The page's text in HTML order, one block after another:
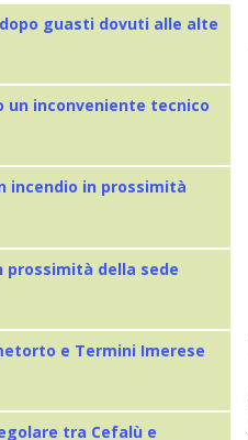
guasti dovuti alle alte
un inconveniente tecnico
incendio in prossimità
prossimità della sede
e Termini Imerese
tra Cefalù e